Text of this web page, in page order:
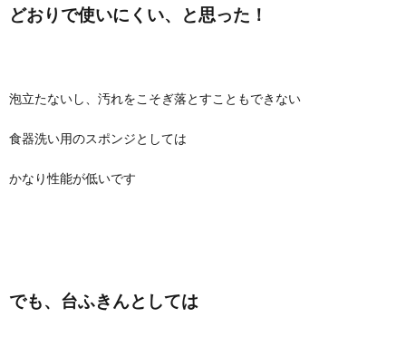
どおりで使いにくい、と思った！
泡立たないし、汚れをこそぎ落とすこともできない
食器洗い用のスポンジとしては
かなり性能が低いです
でも、台ふきんとしては